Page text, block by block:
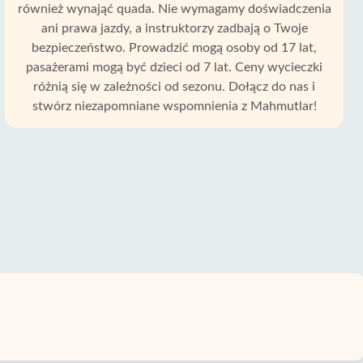
również wynająć quada. Nie wymagamy doświadczenia
ani prawa jazdy, a instruktorzy zadbają o Twoje
bezpieczeństwo. Prowadzić mogą osoby od 17 lat,
pasażerami mogą być dzieci od 7 lat. Ceny wycieczki
różnią się w zależności od sezonu. Dołącz do nas i
stwórz niezapomniane wspomnienia z Mahmutlar!